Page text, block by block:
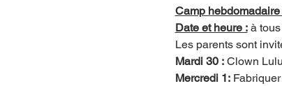
Camp
Date et heure : à tous
Les parents sont
Mardi 30 : Clown
Mercredi 1: Fabriquer